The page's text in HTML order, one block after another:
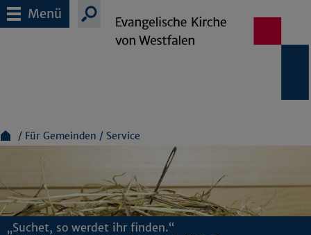
Menü
Für Gemeinden Service
„Suchet, so werdet ihr finden.“